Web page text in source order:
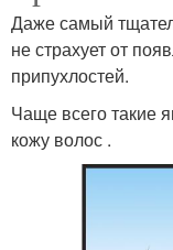
Даже самый
не страхует от
припухлостей.
Чаще всего такие
кожу волос .